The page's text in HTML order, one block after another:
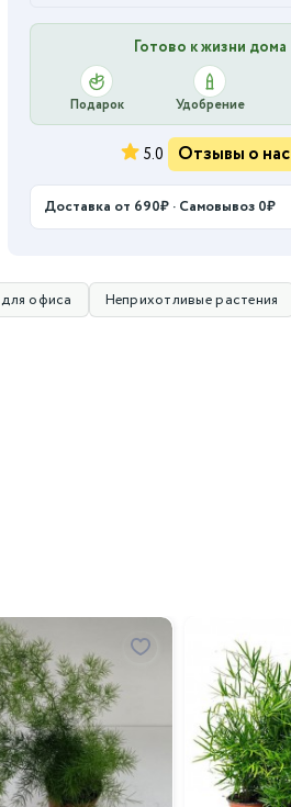
Готово к жизни дома
Подарок Удобрение
5.0 Отзывы о нас
Доставка от 690₽ · Самовывоз 0₽
офиса Неприхотливые растения